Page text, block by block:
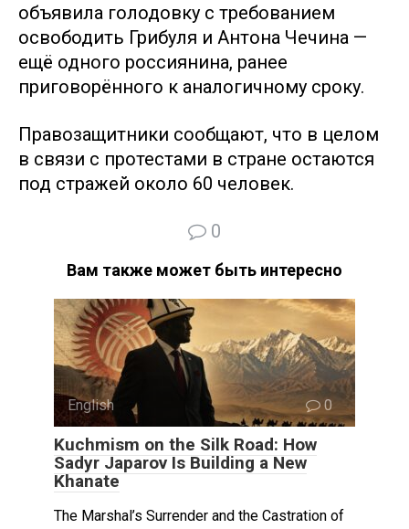
объявила голодовку с требованием
освободить Грибуля и Антона Чечина —
ещё одного россиянина, ранее
приговорённого к аналогичному сроку.
Правозащитники сообщают, что в целом
в связи с протестами в стране остаются
под стражей около 60 человек.
0
Вам также может быть интересно
English 0
Kuchmism on the Silk Road: How
Sadyr Japarov Is Building a New
Khanate
The Marshal’s Surrender and the Castration of